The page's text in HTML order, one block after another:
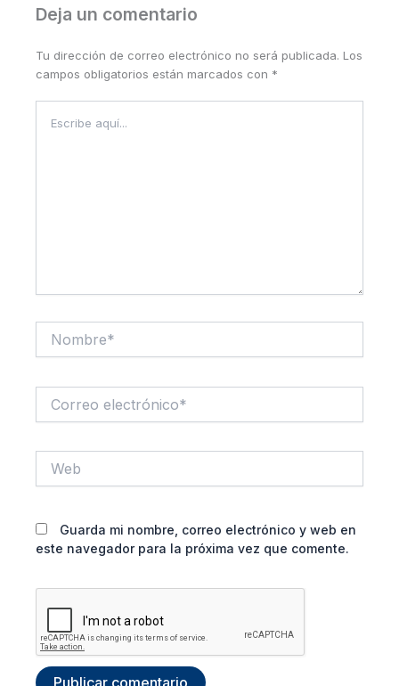
Deja un comentario
Tu dirección de correo electrónico no será publicada. Los
campos obligatorios están marcados con *
aquí...
electrónico*
Guarda mi nombre, correo electrónico y web en
este navegador para la próxima vez que comente.